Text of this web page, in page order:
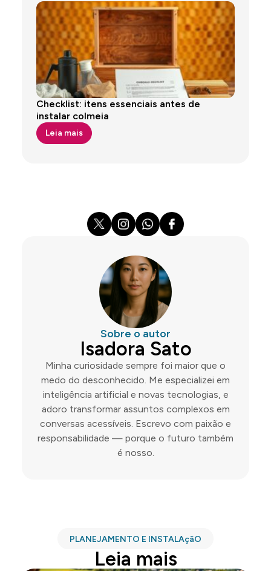
Checklist: itens essenciais antes de
instalar colmeia
Leia mais
Sobre o autor
Isadora Sato
Minha curiosidade sempre foi maior que o
medo do desconhecido. Me especializei em
inteligência artificial e novas tecnologias, e
adoro transformar assuntos complexos em
conversas acessíveis. Escrevo com paixão e
responsabilidade — porque o futuro também
é nosso.
PLANEJAMENTO E INSTALAçãO
Leia mais